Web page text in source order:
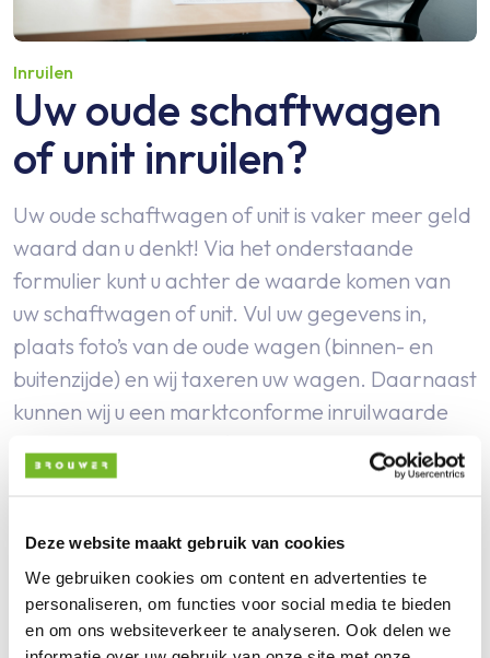
Deze website maakt gebruik van cookies
We gebruiken cookies om content en advertenties te
personaliseren, om functies voor social media te bieden
en om ons websiteverkeer te analyseren. Ook delen we
Inruilen
Uw oude schaftwagen
of unit inruilen?
Uw oude schaftwagen of unit is vaker meer geld
waard dan u denkt! Via het onderstaande
formulier kunt u achter de waarde komen van
uw schaftwagen of unit. Vul uw gegevens in,
plaats foto’s van de oude wagen (binnen- en
buitenzijde) en wij taxeren uw wagen. Daarnaast
kunnen wij u een marktconforme inruilwaarde
bieden bij de aanschaf van een nieuwe
schaftwagen.
Let op: wij ruilen zelf geen
van de inruilwaarde.
Vul het formulier in